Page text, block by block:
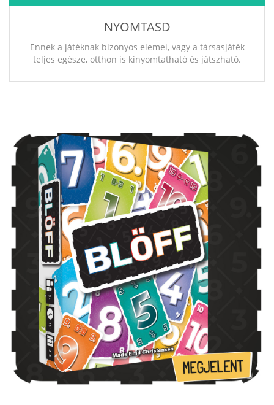
NYOMTASD
Ennek a játéknak bizonyos elemei, vagy a társasjáték
teljes egésze, otthon is kinyomtatható és játszható.